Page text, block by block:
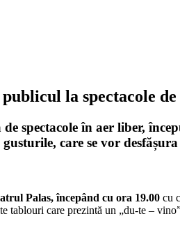
la spectacole
de spectacole în aer liber,
care se vor
Palas, începând cu ora 19.00 cu
tablouri care prezintă un „du-te –